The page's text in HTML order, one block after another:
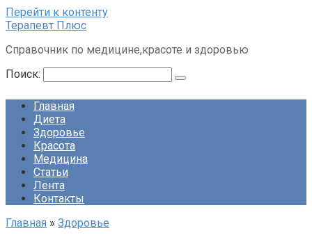
Перейти к контенту
Терапевт Плюс
Справочник по медицине,красоте и здоровью
Поиск:
Главная
Диета
Здоровье
Красота
Медицина
Статьи
Лента
Контакты
Главная » Здоровье